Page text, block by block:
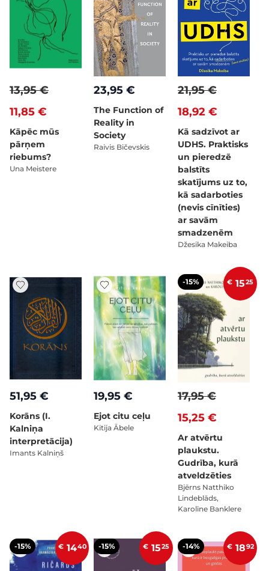
11,85 €
13,95 €
Kāpēc mūs
pārņem
riebums?
Una Meistere
23,95 €
The Function of
Reality in
Society
Raivis Bičevskis
18,92 €
21,95 €
Kā sadzīvot ar
UDHS. Praktisks
un pieredzē
balstīts
skatījums uz to,
kā sadarboties
(nevis cīnīties)
ar savām
smadzenēm
Džesika Makeiba
51,95 €
Korāns (I.
Kalniņa
interpretācija)
Imants Kalniņš
19,95 €
Ejot citu ceļu
Kitija Ābele
-15% € 1525
15,25 €
17,95 €
Ar atvērtu
plaukstu.
Gudrība, kurā
atveldzēties
Bjērns Natthiko
Lindeblāds,
Karolīne Banklere
-15% € 1440 -15% € 1525 -14% € 1892